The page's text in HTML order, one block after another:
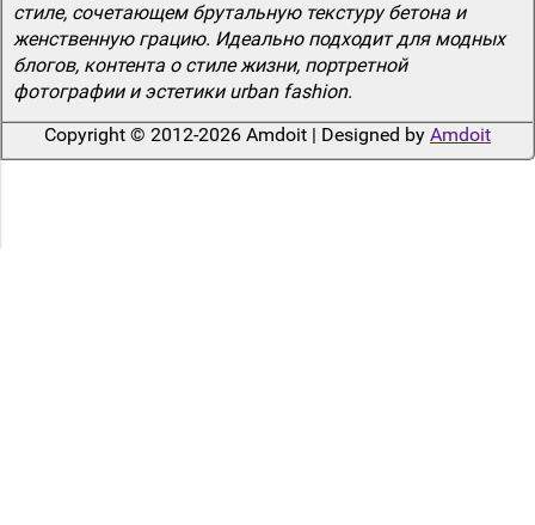
стиле, сочетающем брутальную текстуру бетона и
женственную грацию. Идеально подходит для модных
блогов, контента о стиле жизни, портретной
фотографии и эстетики urban fashion.
Copyright © 2012-2026 Amdoit | Designed by Amdoit